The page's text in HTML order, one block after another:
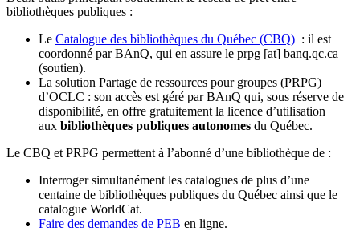
bibliothèques publiques :
Le Catalogue des bibliothèques du Québec (CBQ) : il est
coordonné par BAnQ, qui en assure le prpg [at] banq.qc.ca
(soutien).
La solution Partage de ressources pour groupes (PRPG)
d’OCLC : son accès est géré par BAnQ qui, sous réserve de
disponibilité, en offre gratuitement la licence d’utilisation
aux bibliothèques publiques autonomes du Québec.
Le CBQ et PRPG permettent à l’abonné d’une bibliothèque de :
Interroger simultanément les catalogues de plus d’une
centaine de bibliothèques publiques du Québec ainsi que le
catalogue WorldCat.
Faire des demandes de PEB en ligne.